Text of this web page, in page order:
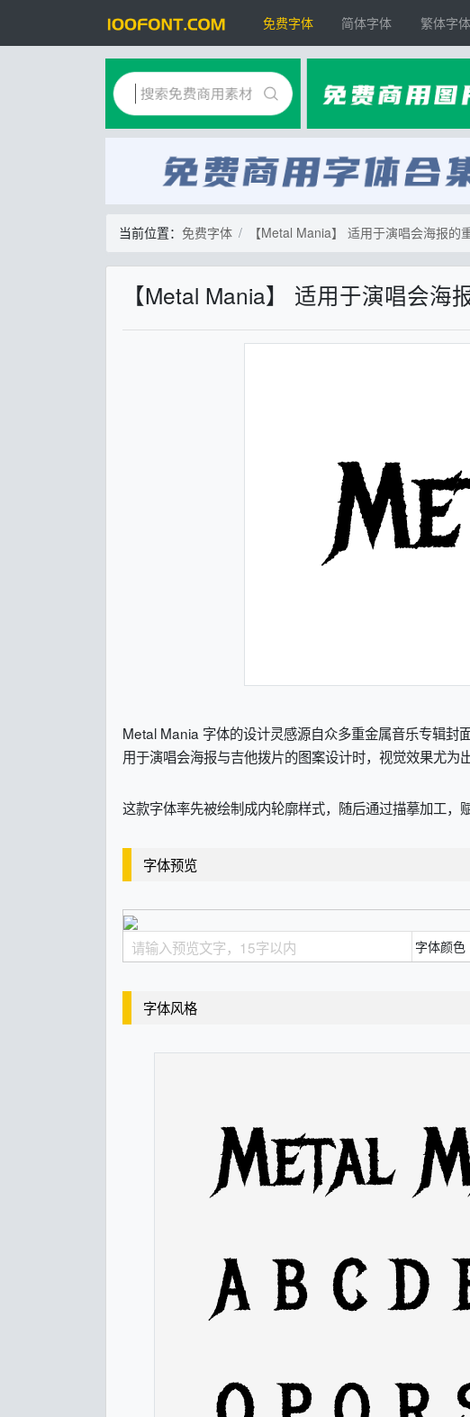
免费字体 简体字体 繁体字体
当前位置： 免费字体 【Metal Mania】 适用于演唱会海报的
【Metal Mania】 适用于演唱会海
Metal Mania 字体的设计灵感源自众多重金属音乐专辑封
用于演唱会海报与吉他拨片的图案设计时，视觉效果尤为
这款字体率先被绘制成内轮廓样式，随后通过描摹加工
字体预览
字体颜色
字体风格